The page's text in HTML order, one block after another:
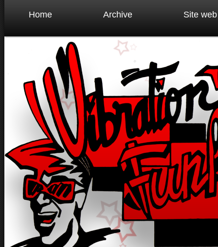
Home Archive Site web